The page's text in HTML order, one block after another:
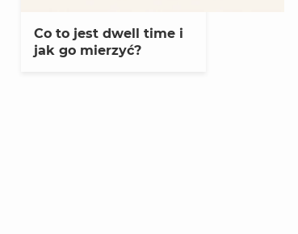
Co to jest dwell time i
jak go mierzyć?